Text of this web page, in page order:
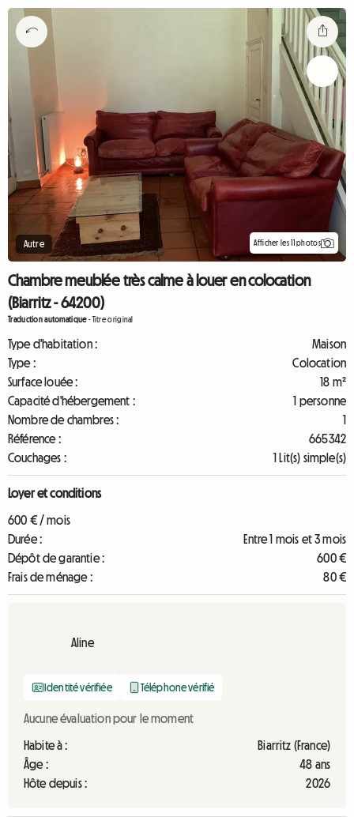
Autre Afficher les 11 photos
Chambre meublée très calme à louer en colocation
(Biarritz - 64200)
Traduction automatique-Titre original
Type d'habitation :
Maison
Type :
Colocation
Surface louée :
18 m²
Capacité d'hébergement :
1 personne
Nombre de chambres :
1
Référence :
665342
Couchages :
1 Lit(s) simple(s)
Loyer et conditions
600 € / mois
Durée :
Entre 1 mois et 3 mois
Dépôt de garantie :
600 €
Frais de ménage :
80 €
Aline
Identité vérifiée Téléphone vérifié
Aucune évaluation pour le moment
Habite à :
Biarritz (France)
Âge :
48 ans
Hôte depuis :
2026